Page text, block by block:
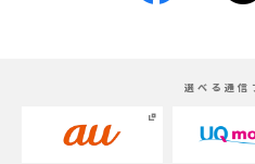
高校生にスマホ制限は必要？所持率やメリ
スマホのネット通信速度が遅い原因は？
選べる通信